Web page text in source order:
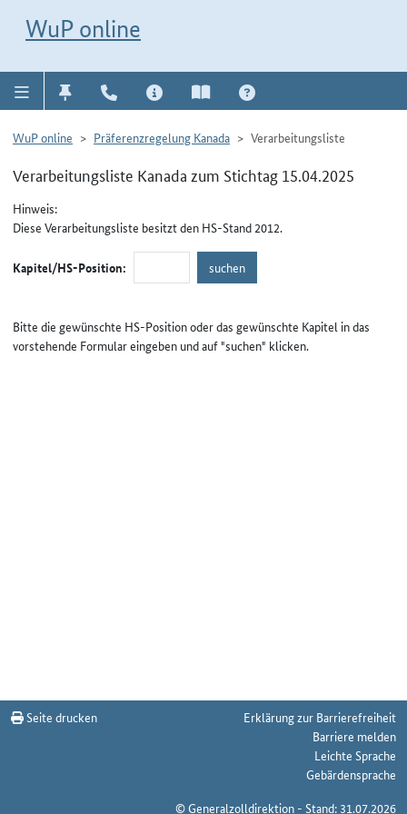
WuP online
WuP online Präferenzregelung Kanada Verarbeitungsliste
Verarbeitungsliste Kanada zum Stichtag 15.04.2025
Hinweis:
Diese Verarbeitungsliste besitzt den HS-Stand 2012.
Kapitel/HS-Position:
Bitte die gewünschte HS-Position oder das gewünschte Kapitel in das
vorstehende Formular eingeben und auf "suchen" klicken.
Seite drucken
Erklärung zur Barrierefreiheit
Barriere melden
Leichte Sprache
Gebärdensprache
© Generalzolldirektion - Stand: 31.07.2026